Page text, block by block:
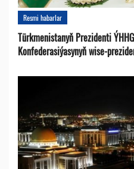
Resmi habarlar
Türkmenistanyň Prezidenti
Konfederasiýasynyň wise-